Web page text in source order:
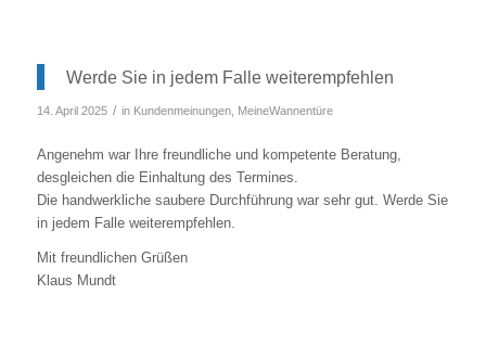
Werde Sie in jedem Falle weiterempfehlen
14. April 2025 / in Kundenmeinungen, MeineWannentüre
Angenehm war Ihre freundliche und kompetente Beratung,
desgleichen die Einhaltung des Termines.
Die handwerkliche saubere Durchführung war sehr gut. Werde Sie
in jedem Falle weiterempfehlen.
Mit freundlichen Grüßen
Klaus Mundt